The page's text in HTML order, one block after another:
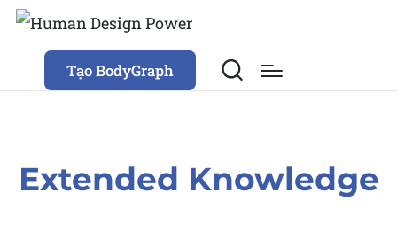
Tạo BodyGraph
Extended Knowledge